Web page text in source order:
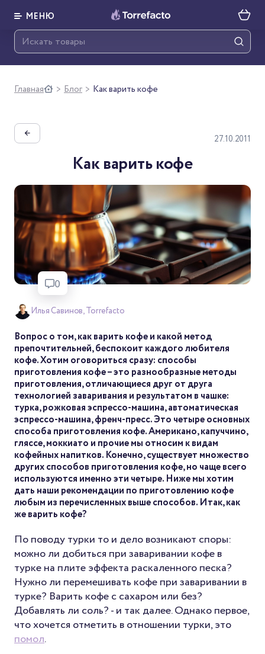
МЕНЮ
Главная > Блог > Как варить кофе
← 27.10.2011
Как варить кофе
0
Илья Савинов, Torrefacto
Вопрос о том, как варить кофе и какой метод
препочтительней, беспокоит каждого любителя
кофе. Хотим оговориться сразу: способы
приготовления кофе – это разнообразные методы
приготовления, отличающиеся друг от друга
технологией заваривания и результатом в чашке:
турка, рожковая эспрессо-машина, автоматическая
эспрессо-машина, френч-пресс. Это четыре основных
способа приготовления кофе. Американо, капуччино,
гляссе, моккиато и прочие мы относим к видам
кофейных напитков. Конечно, существует множество
других способов приготовления кофе, но чаще всего
используются именно эти четыре. Ниже мы хотим
дать наши рекомендации по приготовлению кофе
любым из перечисленных выше способов. Итак, как
же варить кофе?
По поводу турки то и дело возникают споры:
можно ли добиться при заваривании кофе в
турке на плите эффекта раскаленного песка?
Нужно ли перемешивать кофе при заваривании в
турке? Варить кофе с сахаром или без?
Добавлять ли соль? - и так далее. Однако первое,
что хочется отметить в отношении турки, это
помол.